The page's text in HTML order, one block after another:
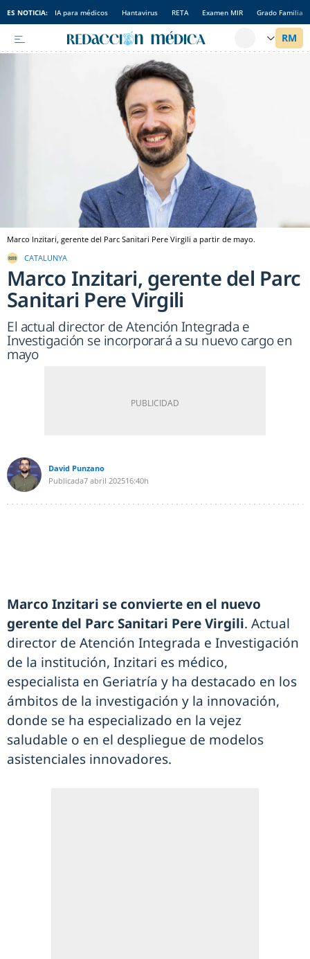
ES NOTICIA: IA para médicos Hantavirus RETA Examen MIR Grado Familia
Marco Inzitari, gerente del Parc Sanitari Pere Virgili a partir de mayo.
CATALUNYA
Marco Inzitari, gerente del Parc
Sanitari Pere Virgili
El actual director de Atención Integrada e
Investigación se incorporará a su nuevo cargo en
mayo
David Punzano
Publicada7 abril 202516:40h
Marco Inzitari se convierte en el nuevo
gerente del Parc Sanitari Pere Virgili. Actual
director de Atención Integrada e Investigación
de la institución, Inzitari es médico,
especialista en Geriatría y ha destacado en los
ámbitos de la investigación y la innovación,
donde se ha especializado en la vejez
saludable o en el despliegue de modelos
asistenciales innovadores.